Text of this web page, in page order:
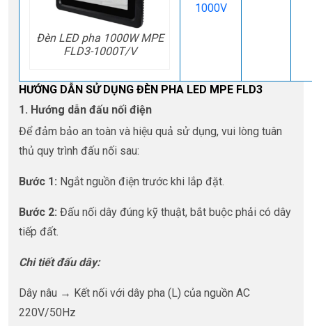
Đèn LED pha 1000W MPE
FLD3-1000T/V
1000V
HƯỚNG DẪN SỬ DỤNG ĐÈN PHA LED MPE FLD3
1. Hướng dẫn đấu nối điện
Để đảm bảo an toàn và hiệu quả sử dụng, vui lòng tuân
thủ quy trình đấu nối sau:
Bước 1: Ngắt nguồn điện trước khi lắp đặt.
Bước 2: Đấu nối dây đúng kỹ thuật, bắt buộc phải có dây
tiếp đất.
Chi tiết đấu dây:
Dây nâu → Kết nối với dây pha (L) của nguồn AC
220V/50Hz